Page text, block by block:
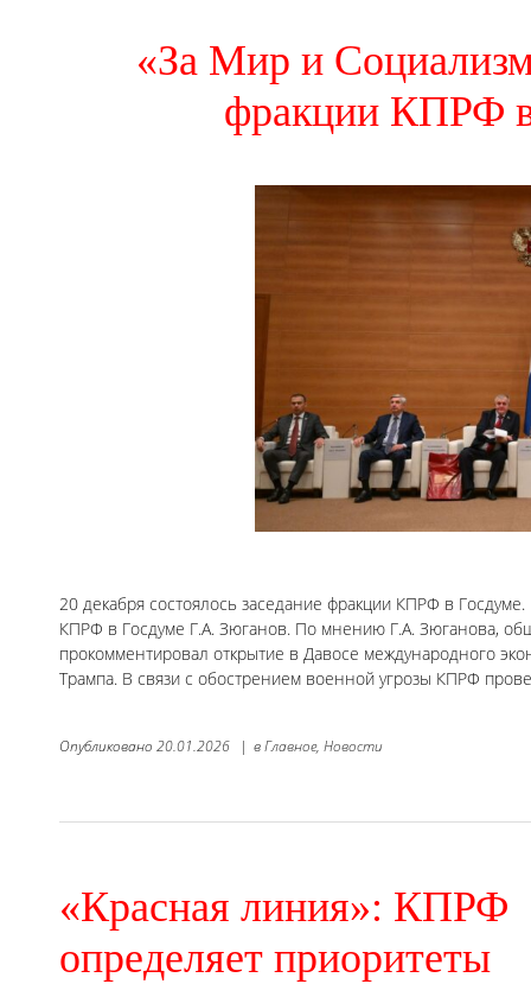
«За Мир и
фракции КПРФ в
20 декабря состоялось заседание фракции КПРФ в
КПРФ в Госдуме Г.А. Зюганов. По мнению Г.А. Зюганова,
прокомментировал открытие в Давосе международного
Трампа. В связи с обострением военной угрозы КПРФ
Опубликовано 20.01.2026 | вГлавное, Новости
«Красная линия»: КПРФ
определяет приоритеты